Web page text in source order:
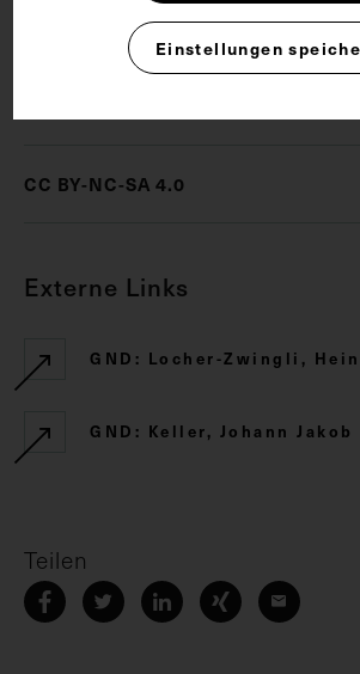
Chirurgie
CC BY-NC-SA 4.0
Externe Links
GND: Locher-Zwingli,
GND: Keller, Johann Jakob
Teilen
Einstellungen